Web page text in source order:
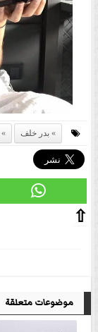
بدر خلف
⇧
موضوعات متعلقة